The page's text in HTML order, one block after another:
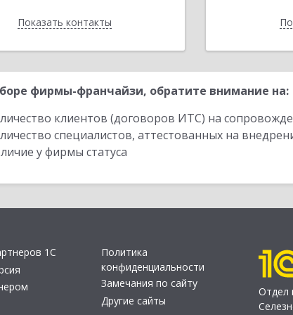
Показать контакты
Назад
фирмы-франчайзи, обратите внимание на:
клиентов (договоров ИТС) на
специалистов, аттестованных на
у фирмы статуса
1С
Политика
конфиденциальности
Замечания по сайту
Другие сайты
Отдел